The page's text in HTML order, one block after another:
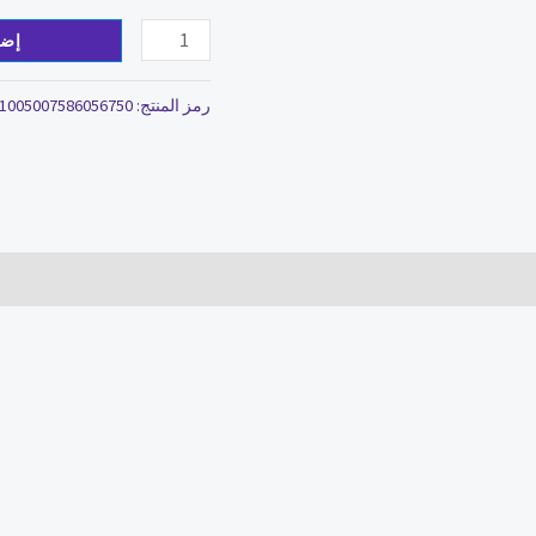
رمز المنتج: 1005007586056750